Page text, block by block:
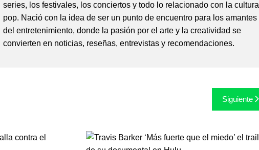
series, los festivales, los conciertos y todo lo relacionado con la cultura
pop. Nació con la idea de ser un punto de encuentro para los amantes
del entretenimiento, donde la pasión por el arte y la creatividad se
convierten en noticias, reseñas, entrevistas y recomendaciones.
Siguiente